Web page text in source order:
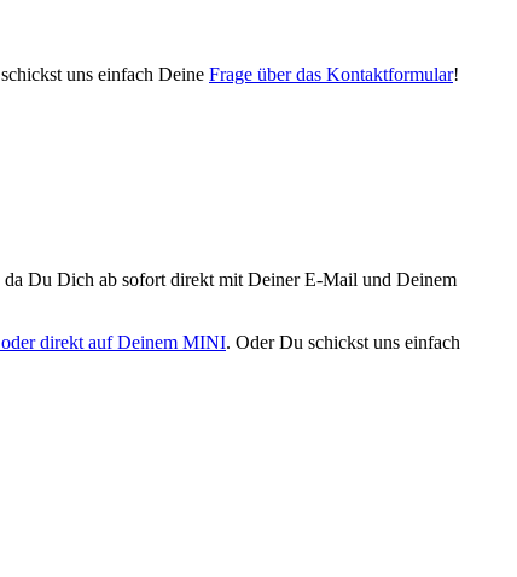
schickst uns einfach Deine Frage über das Kontaktformular!
da Du Dich ab sofort direkt mit Deiner E-Mail und Deinem
oder direkt auf Deinem MINI. Oder Du schickst uns einfach